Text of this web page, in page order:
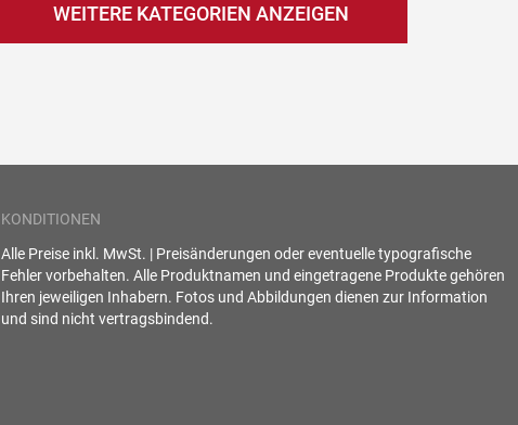
WEITERE KATEGORIEN ANZEIGEN
KONDITIONEN
Alle Preise inkl. MwSt. | Preisänderungen oder eventuelle typografische
Fehler vorbehalten. Alle Produktnamen und eingetragene Produkte gehören
Ihren jeweiligen Inhabern. Fotos und Abbildungen dienen zur Information
und sind nicht vertragsbindend.